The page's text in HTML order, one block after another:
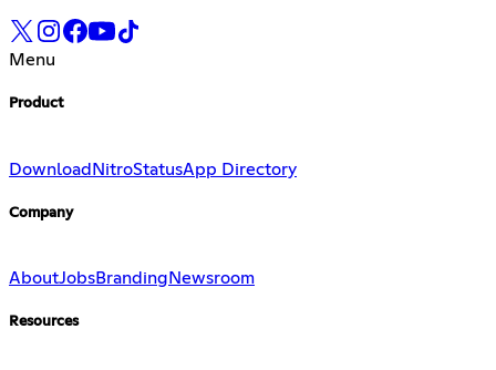
Menu
Product
Download NitroStatusApp Directory
Company
AboutJobsBranding Newsroom
Resources